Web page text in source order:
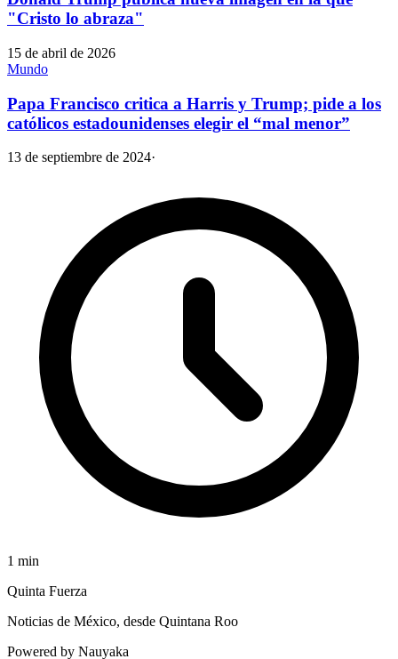
"Cristo lo abraza"
15 de abril de 2026
Mundo
Papa Francisco critica a Harris y Trump; pide a los
católicos estadounidenses elegir el “mal menor”
13 de septiembre de 2024·
1 min
Quinta Fuerza
Noticias de México, desde Quintana Roo
Powered by Nauyaka